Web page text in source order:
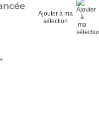
Ajouter à ma
sélection